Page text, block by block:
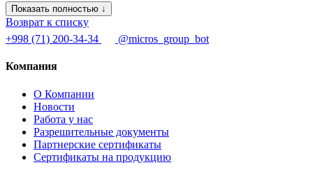
Показать полностью ↓
Возврат к списку
+998 (71) 200-34-34
@micros_group_bot
Компания
О Компании
Новости
Работа у нас
Разрешительные документы
Партнерские сертификаты
Сертификаты на продукцию